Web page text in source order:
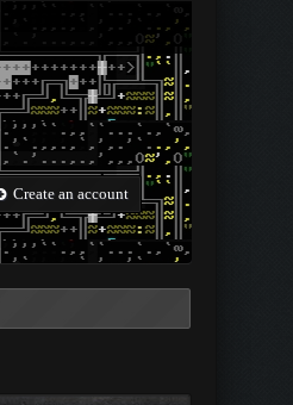
Create an account